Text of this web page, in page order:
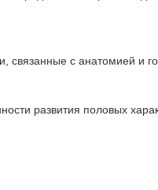
связанные с анатомией и
развития половых